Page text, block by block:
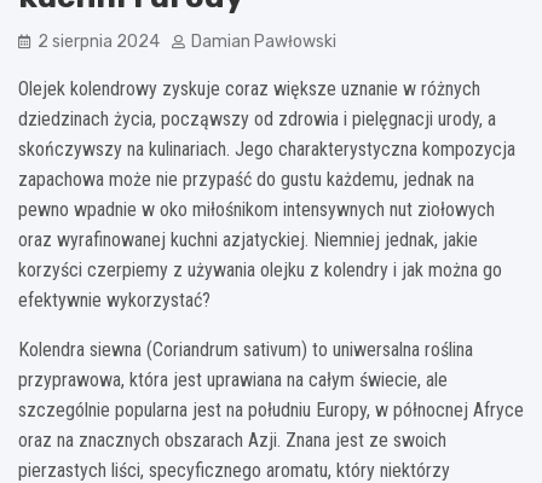
2 sierpnia 2024 Damian Pawłowski
Olejek kolendrowy zyskuje coraz większe uznanie w różnych
dziedzinach życia, począwszy od zdrowia i pielęgnacji urody, a
skończywszy na kulinariach. Jego charakterystyczna kompozycja
zapachowa może nie przypaść do gustu każdemu, jednak na
pewno wpadnie w oko miłośnikom intensywnych nut ziołowych
oraz wyrafinowanej kuchni azjatyckiej. Niemniej jednak, jakie
korzyści czerpiemy z używania olejku z kolendry i jak można go
efektywnie wykorzystać?
Kolendra siewna (Coriandrum sativum) to uniwersalna roślina
przyprawowa, która jest uprawiana na całym świecie, ale
szczególnie popularna jest na południu Europy, w północnej Afryce
oraz na znacznych obszarach Azji. Znana jest ze swoich
pierzastych liści, specyficznego aromatu, który niektórzy